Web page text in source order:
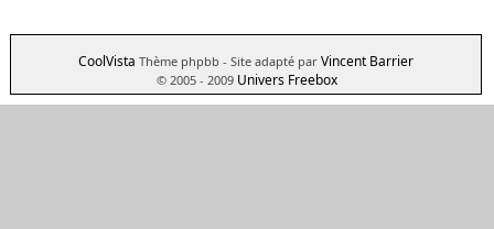
CoolVista Thème phpbb - Site adapté par Vincent Barrier
© 2005 - 2009 Univers Freebox